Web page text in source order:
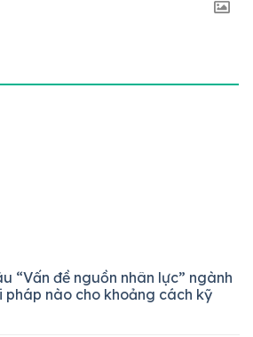
“Vấn đề nguồn nhân lực” ngành
pháp nào cho khoảng cách kỹ